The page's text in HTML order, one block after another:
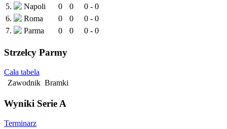
5.
Napoli 0 0
0 - 0
6.
Roma 0 0
0 - 0
7.
Parma 0 0 0 - 0
Strzelcy Parmy
Cała tabela
Zawodnik Bramki
Wyniki Serie A
Terminarz